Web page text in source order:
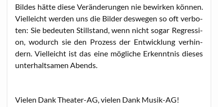
Bil­des hät­te die­se Ver­än­de­run­gen nie bewir­ken kön­nen.
Viel­leicht wer­den uns die Bil­der des­we­gen so oft ver­bo­
ten: Sie bedeu­ten Still­stand, wenn nicht sogar Regres­si­
on, wodurch sie den Pro­zess der Ent­wick­lung ver­hin­
dern. Viel­leicht ist das eine mög­li­che Erkennt­nis die­ses
unter­halt­sa­men Abends.
Vie­len Dank Thea­ter-AG, vie­len Dank Musik-AG!